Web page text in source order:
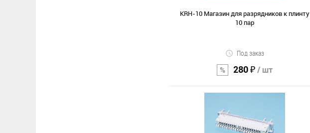
KRH-10 Магазин для разрядников к плинту
10 пар
Под заказ
280 ₽/ шт
В корзину